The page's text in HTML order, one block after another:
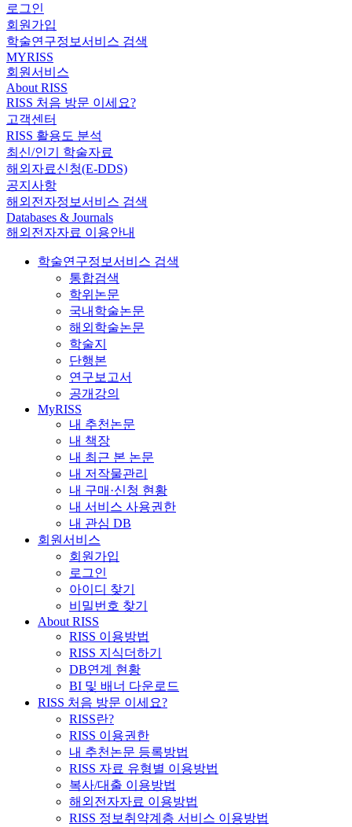
로그인
회원가입
학술연구정보서비스 검색
MYRISS
회원서비스
About RISS
RISS 처음 방문 이세요?
고객센터
RISS 활용도 분석
최신/인기 학술자료
해외자료신청(E-DDS)
공지사항
해외전자정보서비스 검색
Databases & Journals
해외전자자료 이용안내
학술연구정보서비스 검색
통합검색
학위논문
국내학술논문
해외학술논문
학술지
단행본
연구보고서
공개강의
MyRISS
내 추천논문
내 책장
내 최근 본 논문
내 저작물관리
내 구매·신청 현황
내 서비스 사용권한
내 관심 DB
회원서비스
회원가입
로그인
아이디 찾기
비밀번호 찾기
About RISS
RISS 이용방법
RISS 지식더하기
DB연계 현황
BI 및 배너 다운로드
RISS 처음 방문 이세요?
RISS란?
RISS 이용권한
내 추천논문 등록방법
RISS 자료 유형별 이용방법
복사/대출 이용방법
해외전자자료 이용방법
RISS 정보취약계층 서비스 이용방법